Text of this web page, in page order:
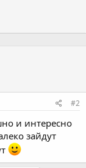
#2
и интересно
зайдут